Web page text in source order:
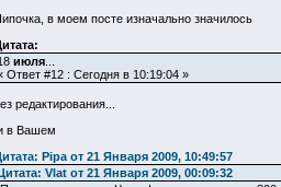
в моем посте изначально значилось
июля...
Ответ #12 : Сегодня в 10:19:04 »
редактирования...
в Вашем
Pipa от 21 Января 2009, 10:49:57
Цитата: Vlat от 21 Января 2009, 00:09:32